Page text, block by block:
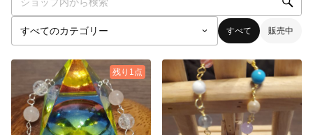
すべて 販売中
残り1点